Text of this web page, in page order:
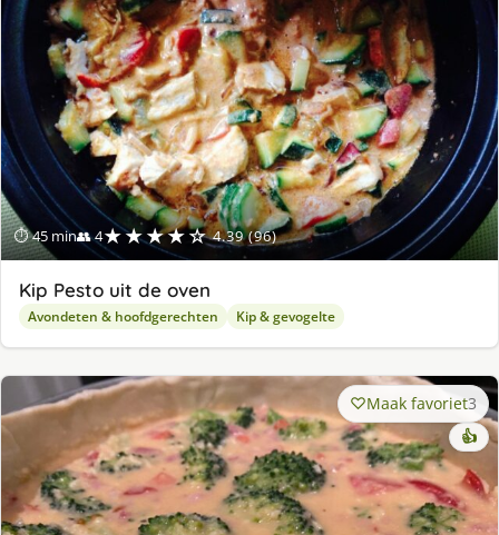
⏱ 45 min👥 4★★★★☆ 4.39 (96)
Kip Pesto uit de oven
Avondeten & hoofdgerechten Kip & gevogelte
Maak favoriet3
👍